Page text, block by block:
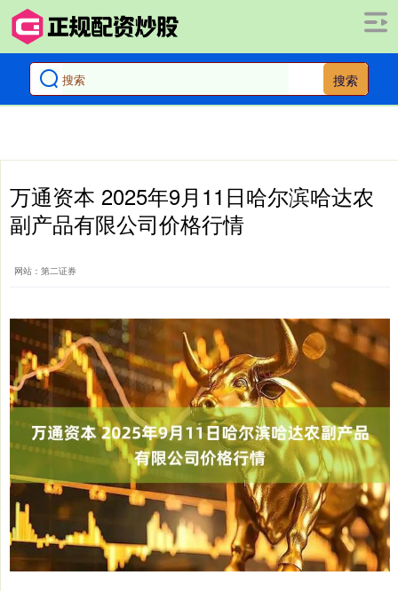
搜索
万通资本 2025年9月11日哈尔滨哈达农
副产品有限公司价格行情
网站：第二证券